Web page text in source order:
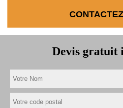
Devis gratuit